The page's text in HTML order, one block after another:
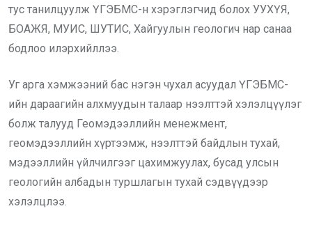
тус танилцуулж ҮГЭБМС-н хэрэглэгчид болох УУХҮЯ,
БОАЖЯ, МУИС, ШУТИС, Хайгуулын геологич нар санаа
бодлоо илэрхийллээ.
Уг арга хэмжээний бас нэгэн чухал асуудал ҮГЭБМС-
ийн дараагийн алхмуудын талаар нээлттэй хэлэлцүүлэг
болж талууд Геомэдээллийн менежмент,
геомэдээллийн хүртээмж, нээлттэй байдлын тухай,
мэдээллийн үйлчилгээг цахимжуулах, бусад улсын
геологийн албадын туршлагын тухай сэдвүүдээр
хэлэлцлээ.